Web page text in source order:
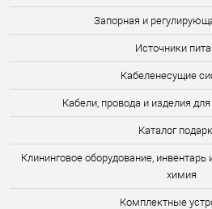
Запорная и
Источники
Кабеленесущие
Кабели, провода и изделия
Каталог
Клининговое оборудование,
химия
Комплектные